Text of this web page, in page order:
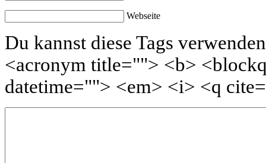
Webseite
Du kannst diese Tags
<acronym title=""> <b>
datetime=""> <em> <i> <q